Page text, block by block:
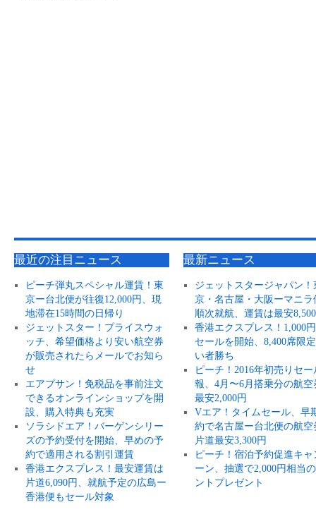
最近の注目ニュース
ピーチ弾丸スペシャル運賃！東
京ー台北便が往復12,000円、現
地滞在15時間の日帰り
ジェットスター！プライスウォ
ッチ、希望価格より安い航空券
が販売されたらメールでお知ら
せ
エアプサン！免税品を事前注文
できるオンラインショップを開
設、購入特典も充実
ソラシドエア！バーゲンシリー
ズの予約受付を開始、早めの予
約で適用される割引運賃
香港エクスプレス！最安運賃は
片道6,090円、就航予定の広島ー
香港便もセール対象
最新ニュース
ジェットスタージャパン！
京・名古屋・大阪ーマニラ
順次就航、運賃は最安
香港エクスプレス！1,000
セールを開始、8,400席限
い者勝ち
ピーチ！2016年初売りセー
報、4月〜6月搭乗分の航空
最安2,000円
Vエア！タイムセール、早
約で名古屋ー台北便の航空
片道最安3,300円
ピーチ！宿泊予約促進キャ
ーン、抽選で2,000円相当
ントプレゼント